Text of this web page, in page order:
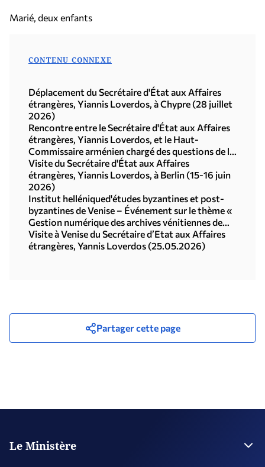
Marié, deux enfants
CONTENU CONNEXE
Déplacement du Secrétaire d'État aux Affaires
étrangères, Yiannis Loverdos, à Chypre (28 juillet
2026)
Rencontre entre le Secrétaire d'État aux Affaires
étrangères, Yiannis Loverdos, et le Haut-
Commissaire arménien chargé des questions de la
diaspora, Zareh Sinanyan (Athènes, 24 juin 2026)
Visite du Secrétaire d'État aux Affaires
étrangères, Yiannis Loverdos, à Berlin (15-16 juin
2026)
Institut helléniqued'études byzantines et post-
byzantines de Venise – Événement sur le thème «
Gestion numérique des archives vénitiennes de
l'Institut hellénique d'études byzantines et post-
byzantines » (25/05/2026)
Visite à Venise du Secrétaire d’Etat aux Affaires
étrangères, Yannis Loverdos (25.05.2026)
Partager cette page
Le Ministère